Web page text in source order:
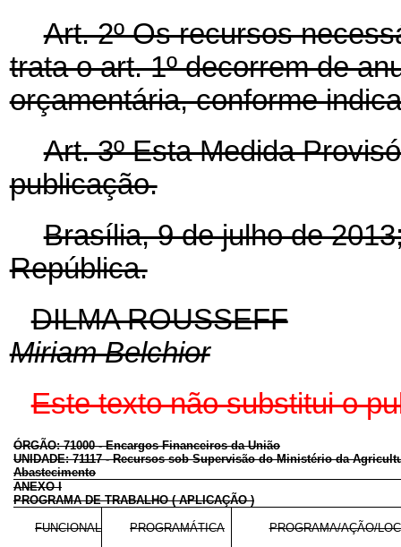
Art. 2º Os recursos
trata o art. 1º decorrem de
orçamentária, conforme
Art. 3º Esta Medida
publicação.
Brasília, 9 de julho de
República.
DILMA ROUSSEFF
Miriam Belchior
Este texto não substitui o
ÓRGÃO: 71000 - Encargos Financeiros da União
UNIDADE: 71117 - Recursos sob Supervisão do Ministério da
Abastecimento
ANEXO I
PROGRAMA DE TRABALHO ( APLICAÇÃO )
FUNCIONAL PROGRAMÁTICA PROGRAMA/AÇÃO/